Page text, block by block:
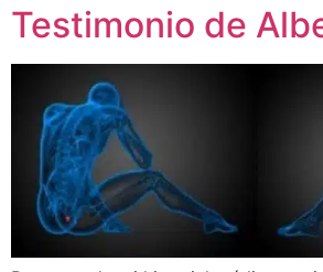
Testimonio de